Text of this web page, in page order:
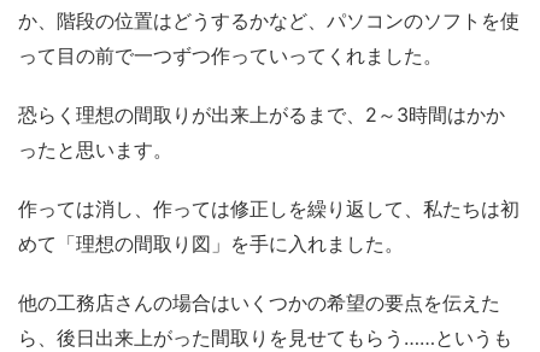
か、階段の位置はどうするかなど、パソコンのソフトを使
って目の前で一つずつ作っていってくれました。
恐らく理想の間取りが出来上がるまで、2～3時間はかか
ったと思います。
作っては消し、作っては修正しを繰り返して、私たちは初
めて「理想の間取り図」を手に入れました。
他の工務店さんの場合はいくつかの希望の要点を伝えた
ら、後日出来上がった間取りを見せてもらう……というも